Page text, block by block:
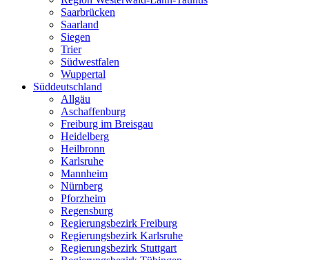
Saarbrücken
Saarland
Siegen
Trier
Südwestfalen
Wuppertal
Süddeutschland
Allgäu
Aschaffenburg
Freiburg im Breisgau
Heidelberg
Heilbronn
Karlsruhe
Mannheim
Nürnberg
Pforzheim
Regensburg
Regierungsbezirk Freiburg
Regierungsbezirk Karlsruhe
Regierungsbezirk Stuttgart